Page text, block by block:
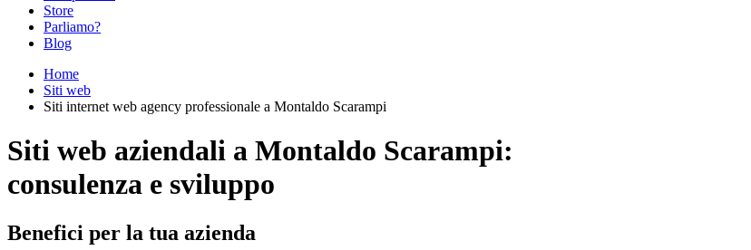
Store
Parliamo?
Blog
Home
Siti web
Siti internet web agency professionale a Montaldo Scarampi
Siti web aziendali a Montaldo Scarampi:
consulenza e sviluppo
Benefici per la tua azienda